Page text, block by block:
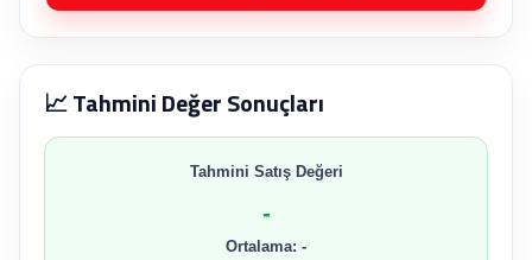
📈 Tahmini Değer Sonuçları
Tahmini Satış Değeri
-
Ortalama: -